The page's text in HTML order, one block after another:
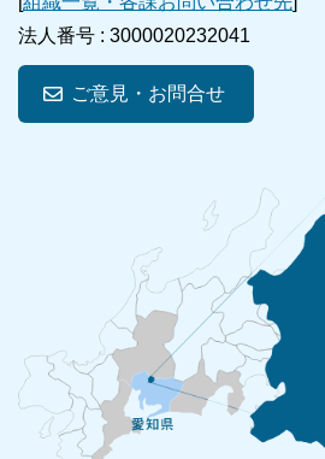
法人番号 : 3000020232041
ご意見・お問合せ